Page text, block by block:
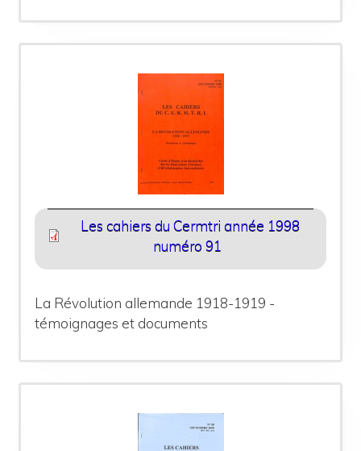
Les cahiers du Cermtri année 1998
numéro 91
La Révolution allemande 1918-1919 -
témoignages et documents